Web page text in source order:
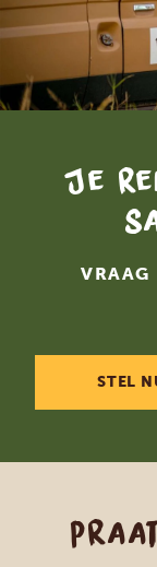
Je
VRAAG
STEL